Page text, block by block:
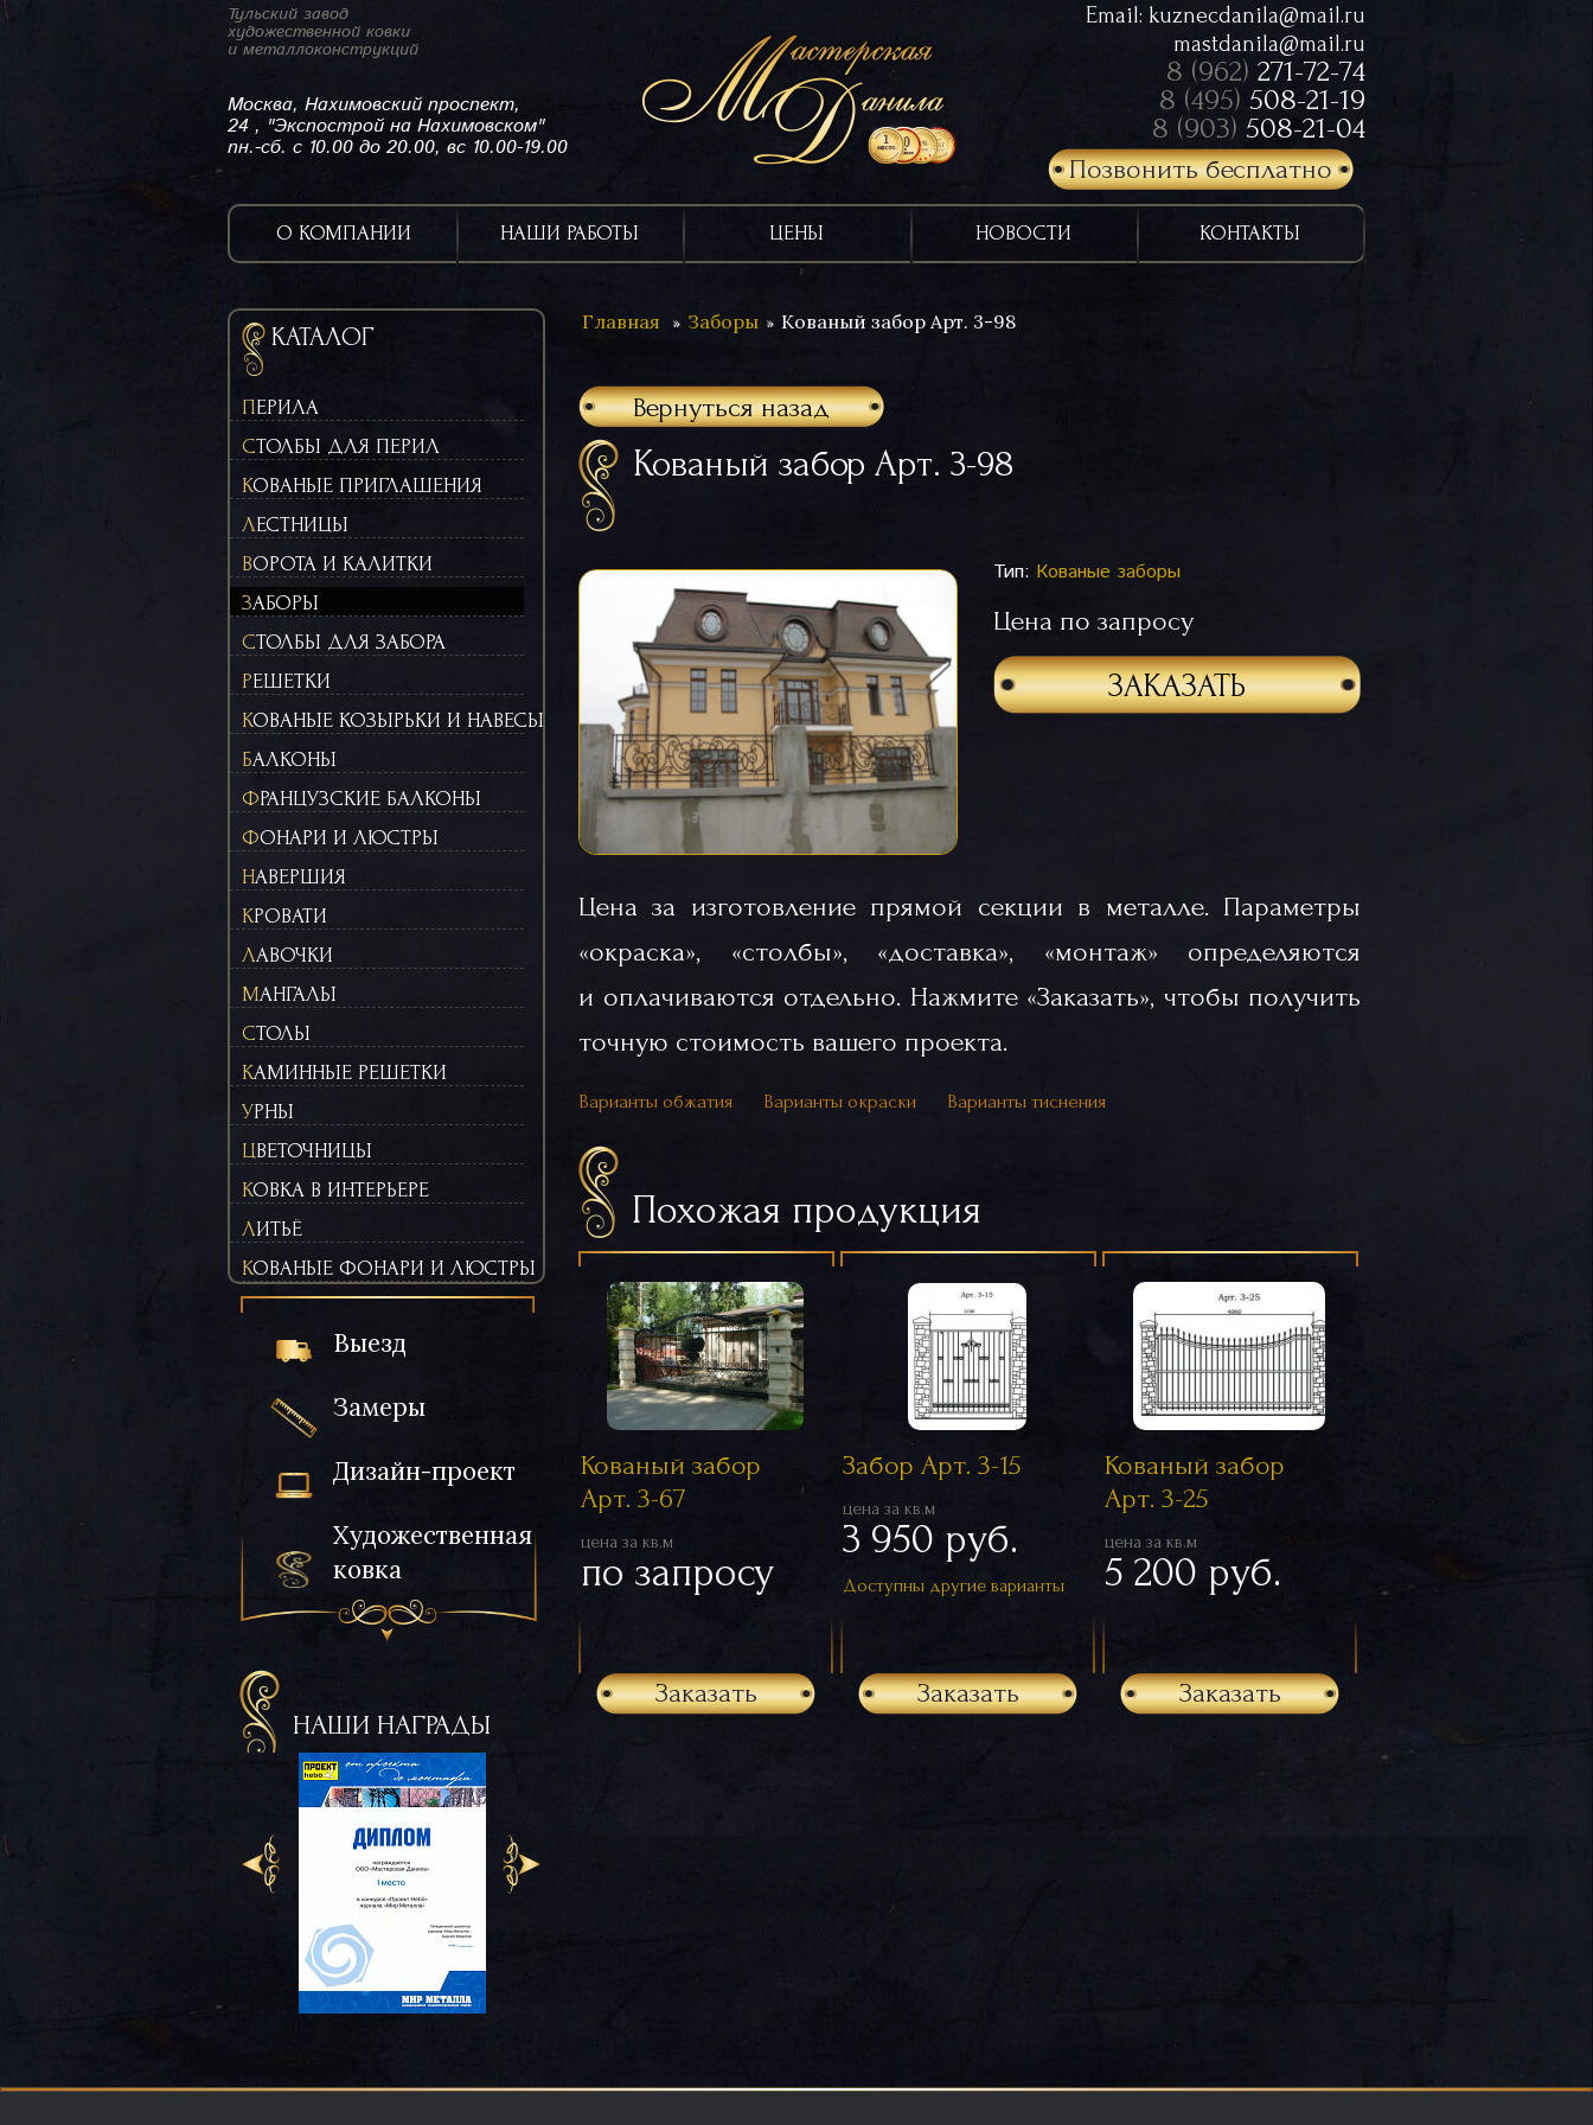
Тульский завод
художественной ковки
и металлоконструкций
Москва, Нахимовский проспект,
24 , "Экспострой на Нахимовском"
пн.-сб. с 10.00 до 20.00, вс 10.00-19.00
Email: kuznecdanila@mail.ru
mastdanila@mail.ru
8 (962) 271-72-74
8 (495) 508-21-19
8 (903) 508-21-04
Позвонить бесплатно
О КОМПАНИИ НАШИ РАБОТЫ ЦЕНЫ НОВОСТИ КОНТАКТЫ
КАТАЛОГ
ПЕРИЛА
СТОЛБЫ ДЛЯ ПЕРИЛ
КОВАНЫЕ ПРИГЛАШЕНИЯ
ЛЕСТНИЦЫ
ВОРОТА И КАЛИТКИ
ЗАБОРЫ
СТОЛБЫ ДЛЯ ЗАБОРА
РЕШЕТКИ
КОВАНЫЕ КОЗЫРЬКИ И НАВЕСЫ
БАЛКОНЫ
ФРАНЦУЗСКИЕ БАЛКОНЫ
ФОНАРИ И ЛЮСТРЫ
НАВЕРШИЯ
КРОВАТИ
ЛАВОЧКИ
МАНГАЛЫ
СТОЛЫ
КАМИННЫЕ РЕШЕТКИ
УРНЫ
ЦВЕТОЧНИЦЫ
КОВКА В ИНТЕРЬЕРЕ
ЛИТЬЁ
КОВАНЫЕ ФОНАРИ И ЛЮСТРЫ
Выезд
Замеры
Дизайн-проект
Художественная
ковка
НАШИ НАГРАДЫ
Главная Заборы Кованый забор Арт. 3-98
Вернуться назад
Кованый забор Арт. 3-98
Тип: Кованые заборы
Цена по запросу
ЗАКАЗАТЬ
Цена за изготовление прямой секции в металле. Параметры
«окраска», «столбы», «доставка», «монтаж» определяются
и оплачиваются отдельно. Нажмите «Заказать», чтобы получить
точную стоимость вашего проекта.
Варианты обжатия Варианты окраски Варианты тиснения
Похожая продукция
Кованый забор
Арт. 3-67
цена за кв.м
по запросу
Заказать
Забор Арт. 3-15
цена за кв.м
3 950 руб.
Доступны другие варианты
Заказать
Кованый забор
Арт. 3-25
цена за кв.м
5 200 руб.
Заказать